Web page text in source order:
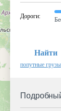
Дороги:
Найти
попутные грузы